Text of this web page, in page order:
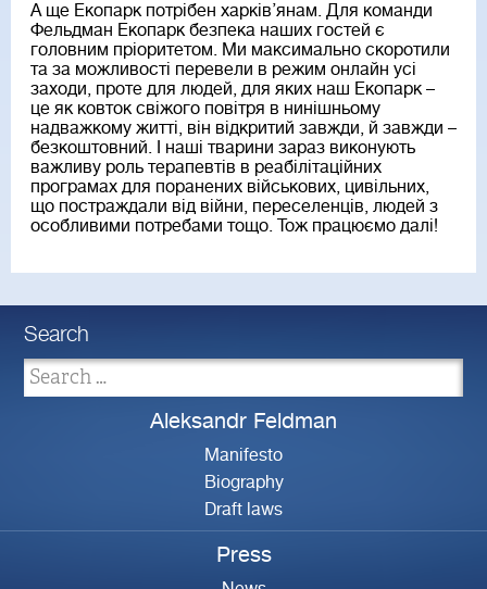
А ще Екопарк потрібен харків’янам. Для команди
Фельдман Екопарк безпека наших гостей є
головним пріоритетом. Ми максимально скоротили
та за можливості перевели в режим онлайн усі
заходи, проте для людей, для яких наш Екопарк –
це як ковток свіжого повітря в нинішньому
надважкому житті, він відкритий завжди, й завжди –
безкоштовний. І наші тварини зараз виконують
важливу роль терапевтів в реабілітаційних
програмах для поранених військових, цивільних,
що постраждали від війни, переселенців, людей з
особливими потребами тощо. Тож працюємо далі!
Aleksandr Feldman
Manifesto
Biography
Draft laws
Press
Search